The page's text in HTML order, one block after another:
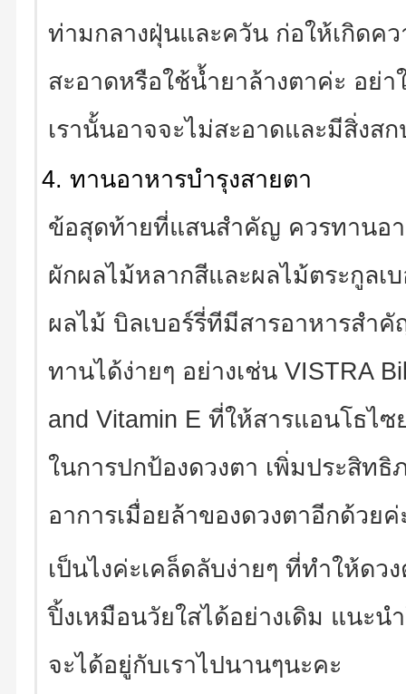
ท่ามกลางฝุ่นและควัน ก่อให้เกิดค
สะอาดหรือใช้น้ำยาล้างตาค่ะ อย่
เรานั้นอาจจะไม่สะอาดและมีสิ่งส
ทานอาหารบำรุงสายตา
ข้อสุดท้ายที่แสนสำคัญ ควรทานอา
ผักผลไม้หลากสีและผลไม้ตระกูลเ
ผลไม้ บิลเบอร์รี่ทีมีสารอาหารสำ
ทานได้ง่ายๆ อย่างเช่น VISTRA
and Vitamin E ที่ให้สารแอนโธไ
ในการปกป้องดวงตา เพิ่มประสิท
อาการเมื่อยล้าของดวงตาอีกด้วยค่
เป็นไงค่ะเคล็ดลับง่ายๆ ที่ทำให้ด
ปิ้งเหมือนวัยใสได้อย่างเดิม แนะ
จะได้อยู่กับเราไปนานๆนะคะ